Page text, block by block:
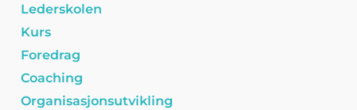
Lederskolen
Kurs
Foredrag
Coaching
Organisasjonsutvikling